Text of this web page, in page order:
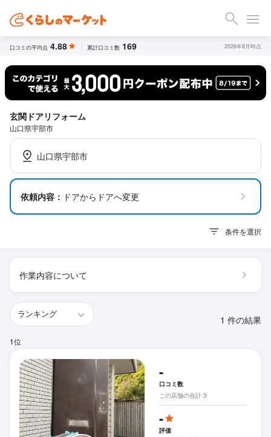
口コミの平均点 4.88 累計口コミ数 169 2026年8月時点
玄関ドアリフォーム
山口県宇部市
山口県宇部市
依頼内容： ドアからドアへ変更
条件を選択
作業内容について
1 件の結果
1位
-
口コミ数
この店舗の合計 3
-
評価